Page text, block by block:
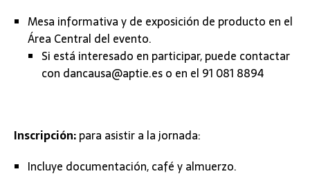
Mesa informativa y de exposición de producto en el
Área Central del evento.
Si está interesado en participar, puede contactar
con dancausa@aptie.es o en el 91 081 8894
Inscripción:para asistir a la jornada:
Incluye documentación, café y almuerzo.